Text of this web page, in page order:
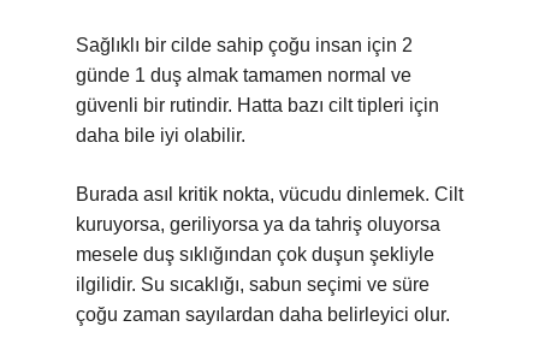
Sağlıklı bir cilde sahip çoğu insan için 2
günde 1 duş almak tamamen normal ve
güvenli bir rutindir. Hatta bazı cilt tipleri için
daha bile iyi olabilir.
Burada asıl kritik nokta, vücudu dinlemek. Cilt
kuruyorsa, geriliyorsa ya da tahriş oluyorsa
mesele duş sıklığından çok duşun şekliyle
ilgilidir. Su sıcaklığı, sabun seçimi ve süre
çoğu zaman sayılardan daha belirleyici olur.